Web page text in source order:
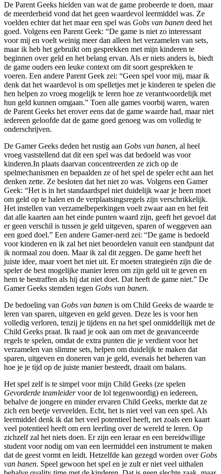
De Parent Geeks hielden van wat de game probeerde te doen, maar
de meerderheid vond dat het geen waardevol leermiddel was. Ze
voelden echter dat het maar een spel was Gobs van banen deed het
goed. Volgens een Parent Geek: “De game is niet zo interessant
voor mij en voelt weinig meer dan alleen het verzamelen van sets,
maar ik heb het gebruikt om gesprekken met mijn kinderen te
beginnen over geld en het belang ervan. Als er niets anders is, biedt
de game ouders een leuke context om dit soort gesprekken te
voeren. Een andere Parent Geek zei: “Geen spel voor mij, maar ik
denk dat het waardevol is om spelletjes met je kinderen te spelen die
hen helpen zo vroeg mogelijk te leren hoe ze verantwoordelijk met
hun geld kunnen omgaan.” Toen alle games voorbij waren, waren
de Parent Geeks het erover eens dat de game waarde had, maar niet
iedereen geloofde dat de game goed genoeg was om volledig te
onderschrijven.
De Gamer Geeks deden het rustig aan Gobs van banen, al heel
vroeg vaststellend dat dit een spel was dat bedoeld was voor
kinderen.In plaats daarvan concentreerden ze zich op de
spelmechanismen en bepaalden ze of het spel de speler echt aan het
denken zette. Ze besloten dat het niet zo was. Volgens een Gamer
Geek: “Het is in het standaardspel niet duidelijk waar je heen moet
om geld op te halen en de verplaatsingsregels zijn verschrikkelijk.
Het instellen van verzamelbeperkingen voelt zwaar aan en het feit
dat alle kaarten aan het einde punten waard zijn, geeft het gevoel dat
er geen verschil is tussen je geld uitgeven, sparen of weggeven aan
een goed doel.” Een andere Gamer-nerd zei: “De game is bedoeld
voor kinderen en ik zal het niet beoordelen vanuit een standpunt dat
ik normaal zou doen. Maar ik zal dit zeggen. De game heeft het
juiste idee, maar voert het niet uit. Er moeten strategieën zijn die de
speler de best mogelijke manier leren om zijn geld uit te geven en
hem te bestraffen als hij dat niet doet. Dat heeft de game niet.” De
Gamer Geeks stemden tegen Gobs van banen.
De bedoeling van Gobs van banen is om Child Geeks de waarde te
leren van sparen, uitgeven en geld geven. Deze les is voor hen
volledig verloren, tenzij je tijdens en na het spel onmiddellijk met de
Child Geeks praat. Ik raad je ook aan om met de geavanceerde
regels te spelen, omdat de extra punten die je verdient voor het
verzamelen van slimme sets, helpen om duidelijk te maken dat
sparen, uitgeven en doneren van je geld, evenals het beheren van
hoe je je tijd op de juiste manier besteedt, draait om balans.
Het spel zelf is te simpel voor mijn Child Geeks (ze spelen
Gevorderde teamleidervoor de lol tegenwoordig) en iedereen,
behalve de jongere en minder ervaren Child Geeks, merkte dat ze
zich een beetje verveelden. Echt, het is niet veel van een spel. Als
leermiddel denk ik dat het veel potentieel heeft, net zoals een kaart
veel potentieel heeft om een ​​leerling over de wereld te leren. Op
zichzelf zal het niets doen. Er zijn een leraar en een bereidwillige
student voor nodig om van een leermiddel een instrument te maken
dat de geest vormt en leidt. Hetzelfde kan gezegd worden over Gobs
van banen. Speel gewoon het spel en je zult er niet veel uithalen